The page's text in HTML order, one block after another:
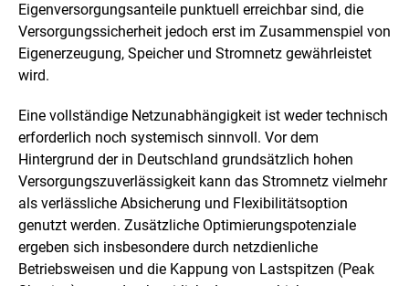
Eigenversorgungsanteile punktuell erreichbar sind, die
Versorgungssicherheit jedoch erst im Zusammenspiel von
Eigenerzeugung, Speicher und Stromnetz gewährleistet
wird.
Eine vollständige Netzunabhängigkeit ist weder technisch
erforderlich noch systemisch sinnvoll. Vor dem
Hintergrund der in Deutschland grundsätzlich hohen
Versorgungszuverlässigkeit kann das Stromnetz vielmehr
als verlässliche Absicherung und Flexibilitätsoption
genutzt werden. Zusätzliche Optimierungspotenziale
ergeben sich insbesondere durch netzdienliche
Betriebsweisen und die Kappung von Lastspitzen (Peak